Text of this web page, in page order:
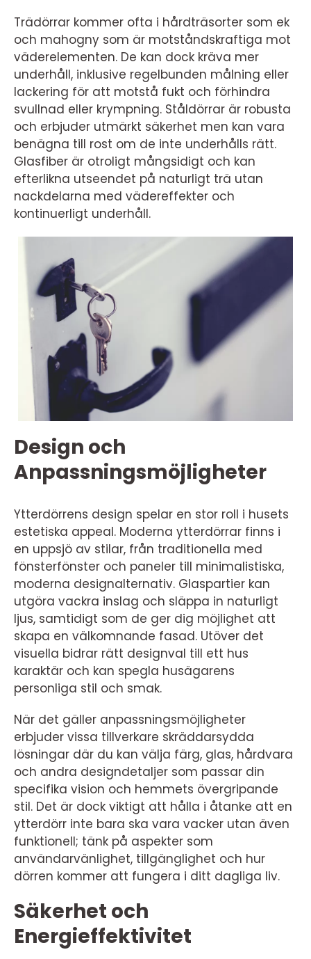
Trädörrar kommer ofta i hårdträsorter som ek
och mahogny som är motståndskraftiga mot
väderelementen. De kan dock kräva mer
underhåll, inklusive regelbunden målning eller
lackering för att motstå fukt och förhindra
svullnad eller krympning. Ståldörrar är robusta
och erbjuder utmärkt säkerhet men kan vara
benägna till rost om de inte underhålls rätt.
Glasfiber är otroligt mångsidigt och kan
efterlikna utseendet på naturligt trä utan
nackdelarna med vädereffekter och
kontinuerligt underhåll.
Design och
Anpassningsmöjligheter
Ytterdörrens design spelar en stor roll i husets
estetiska appeal. Moderna ytterdörrar finns i
en uppsjö av stilar, från traditionella med
fönsterfönster och paneler till minimalistiska,
moderna designalternativ. Glaspartier kan
utgöra vackra inslag och släppa in naturligt
ljus, samtidigt som de ger dig möjlighet att
skapa en välkomnande fasad. Utöver det
visuella bidrar rätt designval till ett hus
karaktär och kan spegla husägarens
personliga stil och smak.
När det gäller anpassningsmöjligheter
erbjuder vissa tillverkare skräddarsydda
lösningar där du kan välja färg, glas, hårdvara
och andra designdetaljer som passar din
specifika vision och hemmets övergripande
stil. Det är dock viktigt att hålla i åtanke att en
ytterdörr inte bara ska vara vacker utan även
funktionell; tänk på aspekter som
användarvänlighet, tillgänglighet och hur
dörren kommer att fungera i ditt dagliga liv.
Säkerhet och
Energieffektivitet